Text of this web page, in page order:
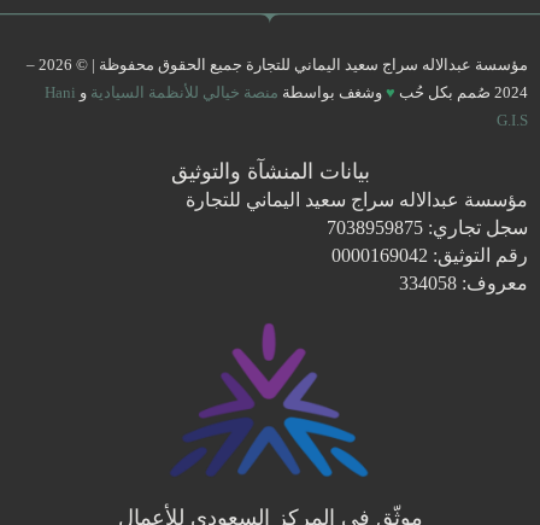
مؤسسة عبدالاله سراج سعيد اليماني للتجارة جميع الحقوق محفوظة | © 2026 –
2024 صُمم بكل حُب
♥ وشغف بواسطة منصة خيالي للأنظمة السيادية و Hani
G.I.S
بيانات المنشآة والتوثيق
مؤسسة عبدالاله سراج سعيد اليماني للتجارة
سجل تجاري: 7038959875
رقم التوثيق: 0000169042
معروف: 334058
موثّق في المركز السعودي للأعمال